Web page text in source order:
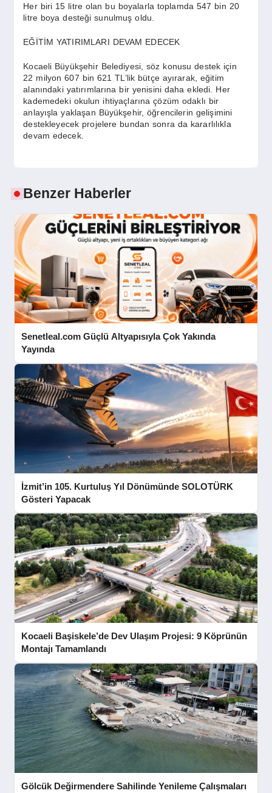
Her biri 15 litre olan bu boyalarla toplamda 547 bin 20
litre boya desteği sunulmuş oldu.
EĞİTİM YATIRIMLARI DEVAM EDECEK
Kocaeli Büyükşehir Belediyesi, söz konusu destek için
22 milyon 607 bin 621 TL’lik bütçe ayırarak, eğitim
alanındaki yatırımlarına bir yenisini daha ekledi. Her
kademedeki okulun ihtiyaçlarına çözüm odaklı bir
anlayışla yaklaşan Büyükşehir, öğrencilerin gelişimini
destekleyecek projelere bundan sonra da kararlılıkla
devam edecek.
Benzer Haberler
Senetleal.com Güçlü Altyapısıyla Çok Yakında
Yayında
İzmit’in 105. Kurtuluş Yıl Dönümünde SOLOTÜRK
Gösteri Yapacak
Kocaeli Başiskele’de Dev Ulaşım Projesi: 9 Köprünün
Montajı Tamamlandı
Gölcük Değirmendere Sahilinde Yenileme Çalışmaları